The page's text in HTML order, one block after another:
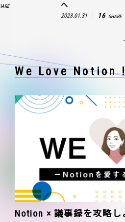
へ
2023.01.31 16 SHARE
We Love Notion
Notion × 議事録を攻略